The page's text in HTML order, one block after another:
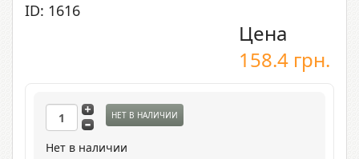
ID: 1616
Цена
158.4 грн.
НЕТ В НАЛИЧИИ
Нет в наличии